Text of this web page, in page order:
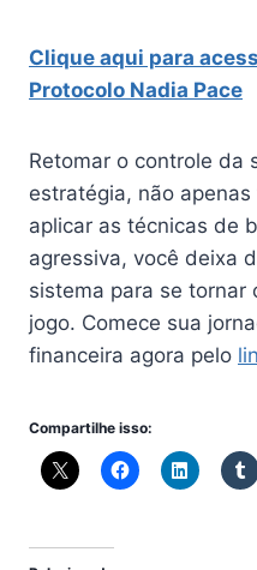
Clique aqui para
Protocolo Nadia Pace
Retomar o controle da
estratégia, não
aplicar as técnicas de
agressiva, você deixa
sistema para se tornar
jogo. Comece sua
financeira agora pelo
Compartilhe isso: